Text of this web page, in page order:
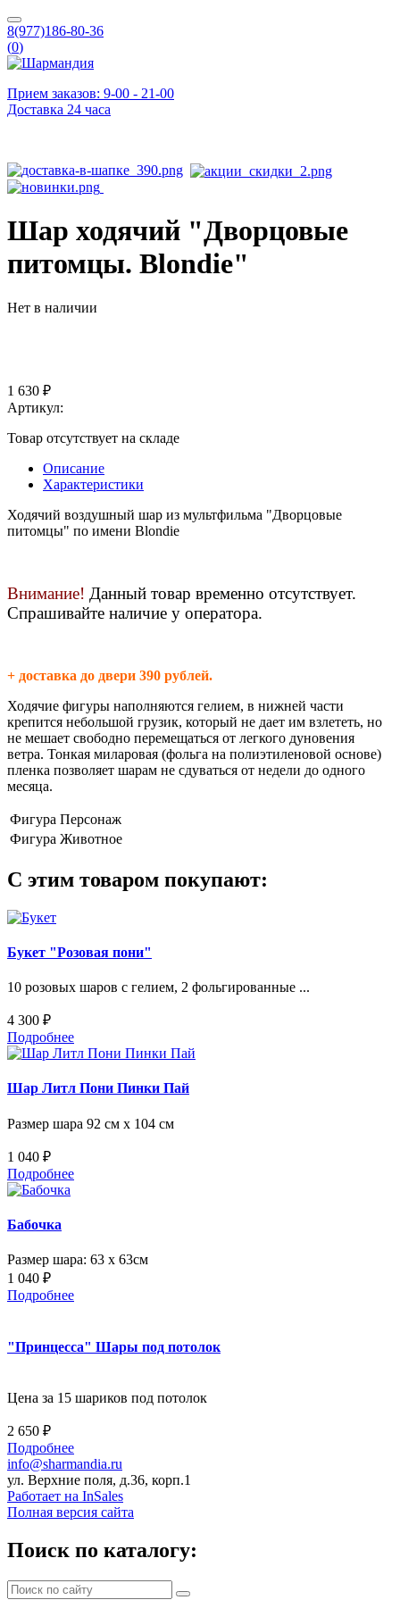
8(977)186-80-36
(0)
Прием заказов: 9-00 - 21-00
Доставка 24 часа
Шар ходячий "Дворцовые
питомцы. Blondie"
Нет в наличии
1 630 ₽
Артикул:
Товар отсутствует на складе
Описание
Характеристики
Ходячий воздушный шар из мультфильма "Дворцовые
питомцы" по имени Blondie
Внимание! Данный товар временно отсутствует.
Спрашивайте наличие у оператора.
+ доставка до двери 390 рублей.
Ходячие фигуры наполняются гелием, в нижней части
крепится небольшой грузик, который не дает им взлететь, но
не мешает свободно перемещаться от легкого дуновения
ветра. Тонкая миларовая (фольга на полиэтиленовой основе)
пленка позволяет шарам не сдуваться от недели до одного
месяца.
Фигура Персонаж
Фигура Животное
С этим товаром покупают:
Букет "Розовая пони"
10 розовых шаров с гелием, 2 фольгированные ...
4 300 ₽
Подробнее
Шар Литл Пони Пинки Пай
Размер шара 92 см х 104 см
1 040 ₽
Подробнее
Бабочка
Размер шара: 63 х 63см
1 040 ₽
Подробнее
"Принцесса" Шары под потолок
Цена за 15 шариков под потолок
2 650 ₽
Подробнее
info@sharmandia.ru
ул. Верхние поля, д.36, корп.1
Работает на InSales
Полная версия сайта
Поиск по каталогу: